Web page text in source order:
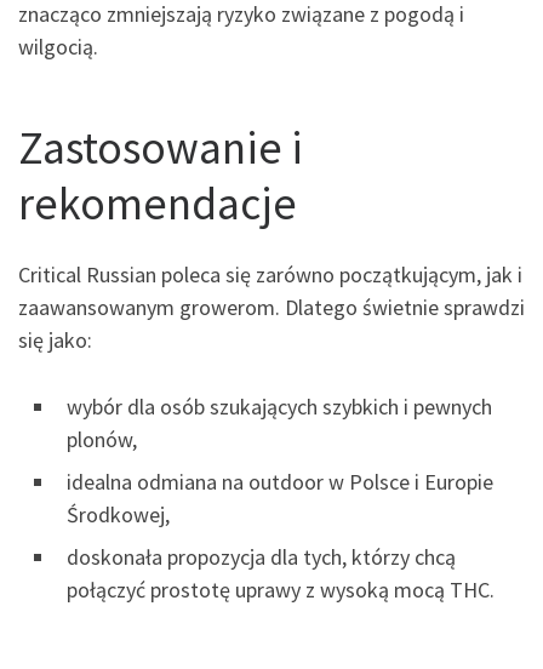
znacząco zmniejszają ryzyko związane z pogodą i
wilgocią.
Zastosowanie i
rekomendacje
Critical Russian poleca się zarówno początkującym, jak i
zaawansowanym growerom. Dlatego świetnie sprawdzi
się jako:
wybór dla osób szukających szybkich i pewnych
plonów,
idealna odmiana na outdoor w Polsce i Europie
Środkowej,
doskonała propozycja dla tych, którzy chcą
połączyć prostotę uprawy z wysoką mocą THC.